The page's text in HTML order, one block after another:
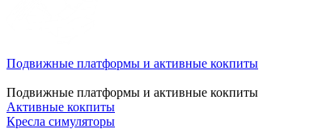
Подвижные платформы и активные кокпиты
Подвижные платформы и активные кокпиты
Активные кокпиты
Кресла симуляторы